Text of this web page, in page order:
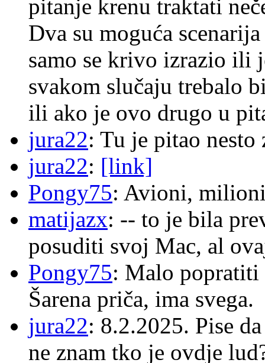
pitanje krenu traktati
Dva su moguća
samo se krivo izrazio ili
svakom slučaju trebalo
ili ako je ovo drugo u
jura22: Tu je pitao
jura22: [link]
Pongy75: Avioni,
matijazx: -- to je bila
posuditi svoj Mac, al
Pongy75: Malo popratiti
Šarena priča, ima svega.
jura22: 8.2.2025. Pise
ne znam tko je ovdje